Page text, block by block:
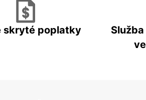
skryté poplatky